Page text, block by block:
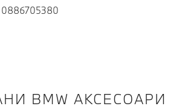
BMW АКСЕСОАРИ